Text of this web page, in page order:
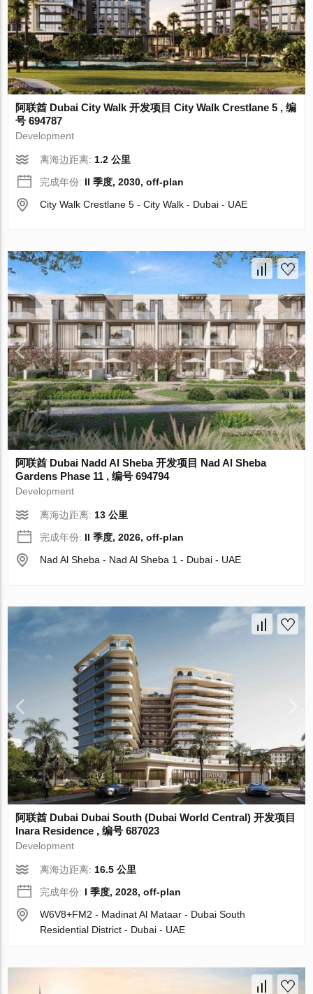
阿联酋 Dubai City Walk 开发项目 City Walk Crestlane 5 , 编
号 694787
Development
离海边距离: 1.2 公里
完成年份: II 季度, 2030, off-plan
City Walk Crestlane 5 - City Walk - Dubai - UAE
阿联酋 Dubai Nadd Al Sheba 开发项目 Nad Al Sheba
Gardens Phase 11 , 编号 694794
Development
离海边距离: 13 公里
完成年份: II 季度, 2026, off-plan
Nad Al Sheba - Nad Al Sheba 1 - Dubai - UAE
阿联酋 Dubai Dubai South (Dubai World Central) 开发项目
Inara Residence , 编号 687023
Development
离海边距离:16.5 公里
完成年份: I 季度, 2028, off-plan
W6V8+FM2 - Madinat Al Mataar - Dubai South
Residential District - Dubai - UAE